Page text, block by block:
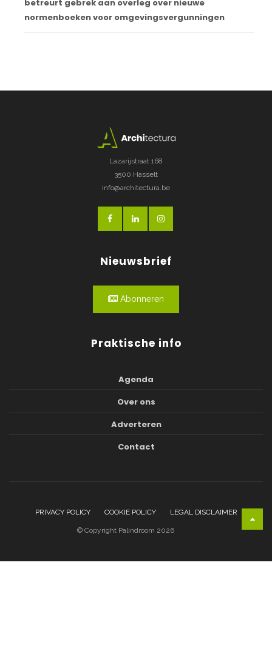
betreurt gebrek aan overleg over nieuwe
normenboeken voor omgevingsvergunningen
Lazarijstraat 168
3500 Hasselt
info@architectura.be
Nieuwsbrief
Abonneren
Praktische info
Agenda
Over ons
Adverteren
Contact
PRIVACY POLICY COOKIE POLICY LEGAL DISCLAIMER
© Copyright Palindroom 2026